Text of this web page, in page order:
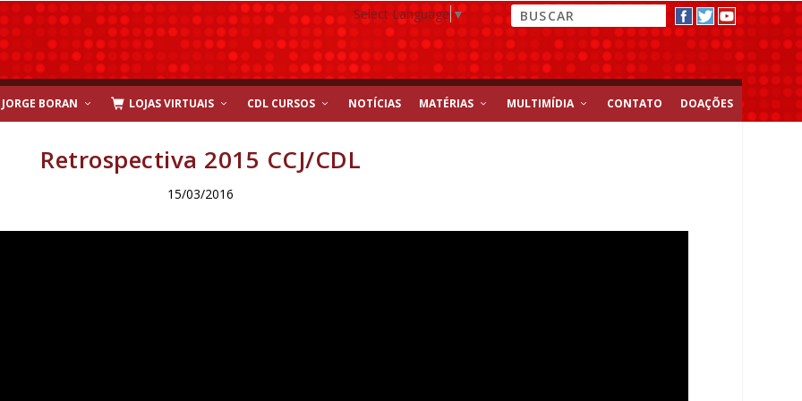
Select Language▼
JORGE BORAN LOJAS VIRTUAIS CDL CURSOS NOTÍCIAS MATÉRIAS MULTIMÍDIA CONTATO DOAÇÕES
Retrospectiva 2015 CCJ/CDL
15/03/2016